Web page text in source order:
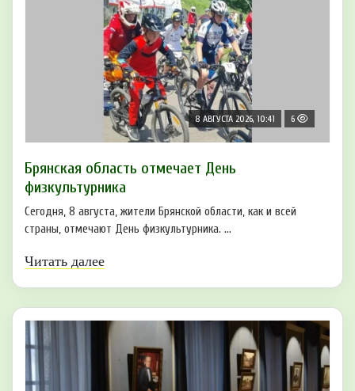
8 АВГУСТА 2026, 10:41 6
Брянская область отмечает День
физкультурника
Сегодня, 8 августа, жители Брянской области, как и всей
страны, отмечают День физкультурника. ...
Читать далее